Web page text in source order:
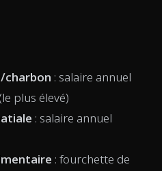
charbon : salaire annuel
plus élevé)
: salaire annuel
: fourchette de